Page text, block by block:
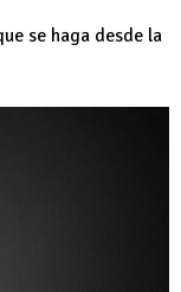
se haga desde la